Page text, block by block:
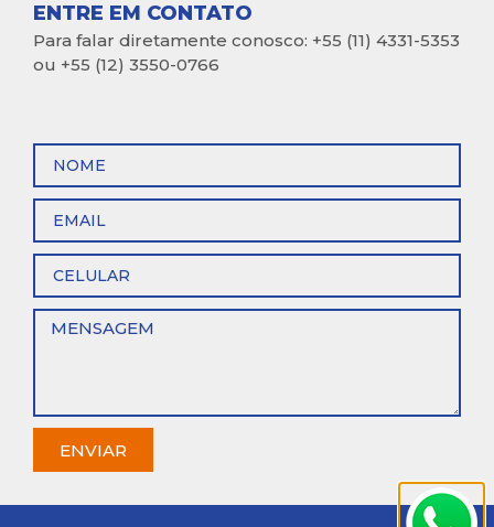
ENTRE EM CONTATO
Para falar diretamente conosco: +55 (11) 4331-5353
ou +55 (12) 3550-0766
ENVIAR